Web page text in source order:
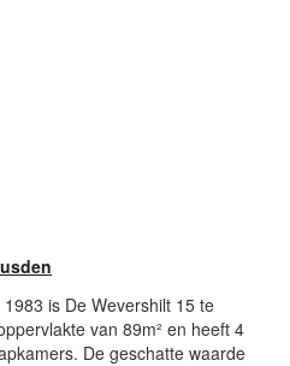
is De Wevershilt 15 te
van 89m² en heeft 4
De geschatte waarde